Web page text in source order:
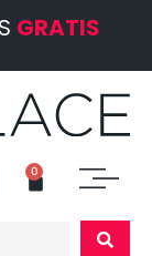
GRATIS
0